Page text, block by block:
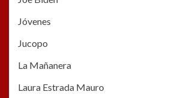
Jóvenes
Jucopo
La Mañanera
Laura Estrada Mauro